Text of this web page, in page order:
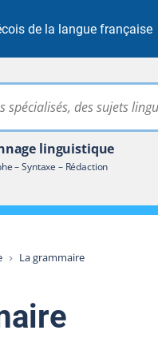
de la langue française
linguistique
– Syntaxe – Rédaction
terminologique
La grammaire